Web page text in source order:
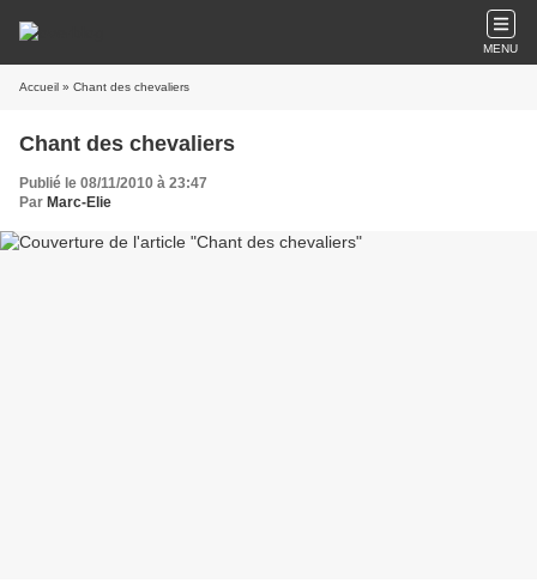
MENU
Accueil » Chant des chevaliers
Chant des chevaliers
Publié le 08/11/2010 à 23:47
Par Marc-Elie